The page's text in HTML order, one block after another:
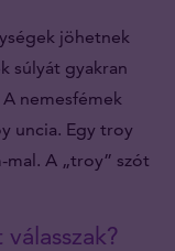
jöhetnek
súlyát gyakran
nemesfémek
uncia. Egy troy
mal. A „troy” szót